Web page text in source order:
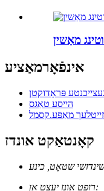
מאַשין
אינפֿאָרמאַציע
פּראָדוקטן
הייסע טאַגס
זייטלעך מאַפּע.קסמל
קאָנטאַקט אונדז
שטאָט, כינע
רופט אונז יעצט אן: